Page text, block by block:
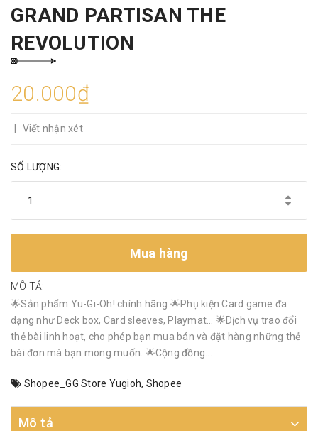
GRAND PARTISAN THE
REVOLUTION
20.000₫
Viết nhận xét
SỐ LƯỢNG:
Mua hàng
MÔ TẢ:
🌟Sản phẩm Yu-Gi-Oh! chính hãng 🌟Phụ kiện Card game đa
dạng như Deck box, Card sleeves, Playmat… 🌟Dịch vụ trao đổi
thẻ bài linh hoạt, cho phép bạn mua bán và đặt hàng những thẻ
bài đơn mà bạn mong muốn. 🌟Cộng đồng...
Shopee_GG Store Yugioh, Shopee
Mô tả